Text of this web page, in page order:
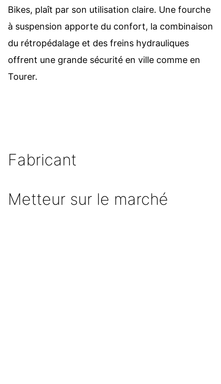
Bikes, plaît par son utilisation claire. Une fourche
à suspension apporte du confort, la combinaison
du rétropédalage et des freins hydrauliques
offrent une grande sécurité en ville comme en
Tourer.
Fabricant
Metteur sur le marché